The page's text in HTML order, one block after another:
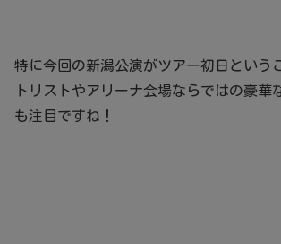
特に今回の新潟公演がツアー初日という
トリストやアリーナ会場ならではの豪華
も注目ですね！